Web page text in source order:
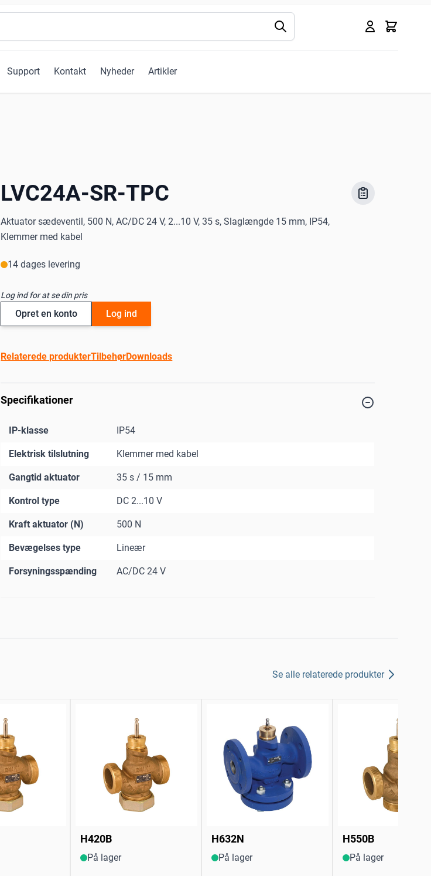
Support Kontakt Nyheder Artikler
Kurv
LVC24A-SR-TPC
Aktuator sædeventil, 500 N, AC/DC 24 V, 2...10 V, 35 s, Slaglængde 15 mm, IP54,
Klemmer med kabel
14 dages levering
Log ind for at se din pris
Opret en konto Log ind
Relaterede produkterTilbehørDownloads
Specifikationer
IP-klasse IP54
Elektrisk tilslutning Klemmer med kabel
Gangtid aktuator 35 s / 15 mm
Kontrol type DC 2...10 V
Kraft aktuator (N) 500 N
Bevægelses type Lineær
Forsyningsspænding AC/DC 24 V
Se alle relaterede produkter
H420B
På lager
H632N
På lager
H550B
På lager